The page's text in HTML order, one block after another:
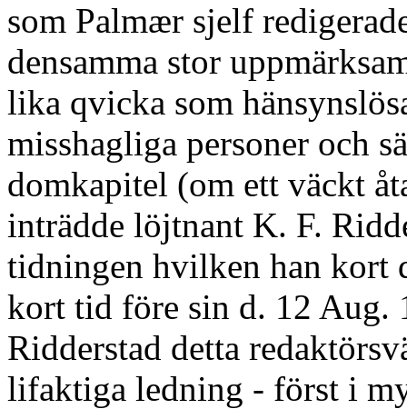
som Palmær sjelf
densamma stor
lika qvicka som
misshagliga personer och
domkapitel (om ett väckt
inträdde löjtnant K. F.
tidningen hvilken han kort
kort tid före sin d. 12 Aug.
Ridderstad detta
lifaktiga ledning - först i